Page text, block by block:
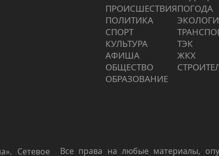
ПРОИCШЕСТВИЯ
ПОЛИТИКА
СПОРТ
КУЛЬТУРА
АФИША
ОБЩЕСТВО
ОБРАЗОВАНИЕ
ПОГОДА
ТЭК
ЖКХ
Сетевое Все права на любые материалы,